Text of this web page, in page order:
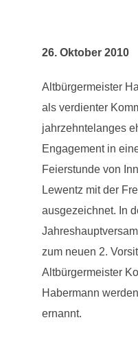
26. Oktober 2010
Altbürgermeister
als verdienter
jahrzehntelanges
Engagement in
Feierstunde von
Lewentz mit der
ausgezeichnet. In
zum neuen 2.
Altbürgermeister
Habermann
ernannt.